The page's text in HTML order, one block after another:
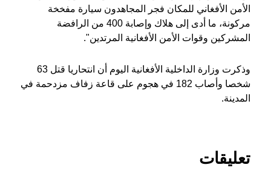
الأمن الأفغاني للمكان فجر المجاهدون سيارة مفخخة
مركونة، ما أدى إلى هلاك وإصابة 400 من الرافضة
المشركين وقوات الأمن الأفغانية المرتدين".
وذكرت وزارة الداخلية الأفغانية اليوم أن انتحاريا قتل 63
شخصا وأصاب 182 في هجوم على قاعة زفاف مزدحمة في
المدينة.
تعليقات